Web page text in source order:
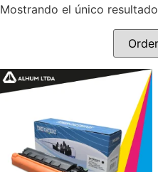
Mostrando el único resultado